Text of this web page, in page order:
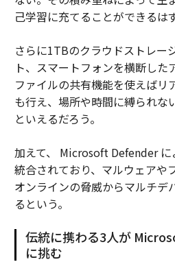
己学習に充てることができるは
さらに1TBのクラウドストレー
ト、スマートフォンを横断した
ファイルの共有機能を使えばリ
も行え、場所や時間に縛られな
といえるだろう。
加えて、 Microsoft Defender に
統合されており、マルウェアや
オンラインの脅威からマルチデ
るという。
伝統に携わる3人が
に挑む